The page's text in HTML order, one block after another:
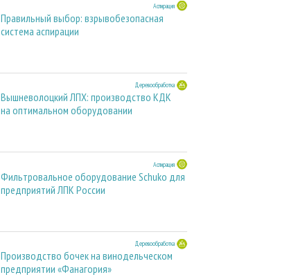
Аспирация
Правильный выбор: взрывобезопасная
система аспирации
Деревообработка
Вышневолоцкий ЛПХ: производство КДК
на оптимальном оборудовании
Аспирация
Фильтровальное оборудование Schuko для
предприятий ЛПК России
Деревообработка
Производство бочек на винодельческом
предприятии «Фанагория»